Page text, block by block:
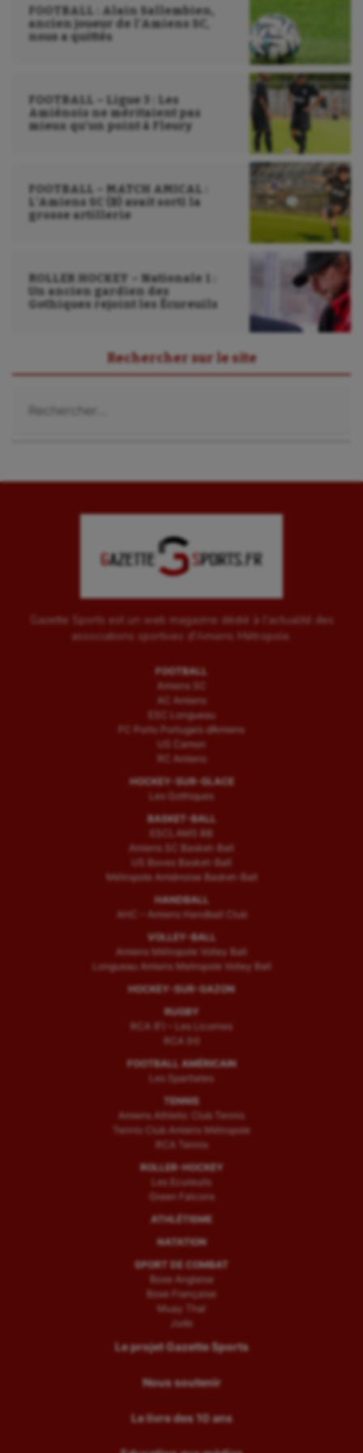
Voile
Wakeboard
FOOTBALL : Alain Sallembien,
ancien joueur de l’Amiens SC,
nous a quittés
FOOTBALL – Ligue 3 : Les
Amiénois ne méritaient pas
mieux qu’un point à Fleury
FOOTBALL – MATCH AMICAL :
L’Amiens SC (B) avait sorti la
grosse artillerie
ROLLER HOCKEY – Nationale 1 :
Un ancien gardien des
Gothiques rejoint les Écureuils
Rechercher sur le site
Gazette Sports est un web magazine dédié à l'actualité des
associations sportives d'Amiens Métropole.
FOOTBALL
Amiens SC
AC Amiens
ESC Longueau
FC Porto Portugais d’Amiens
US Camon
RC Amiens
HOCKEY-SUR-GLACE
Les Gothiques
BASKET-BALL
ESCLAMS BB
Amiens SC Basket-Ball
US Boves Basket-Ball
Métropole Amiénoise Basket-Ball
HANDBALL
AHC – Amiens Handball Club
VOLLEY-BALL
Amiens Métropole Volley Ball
Longueau Amiens Metropole Volley Ball
HOCKEY-SUR-GAZON
RUGBY
RCA (F) – Les Licornes
RCA (H)
FOOTBALL AMÉRICAIN
Les Spartiates
TENNIS
Amiens Athletic Club Tennis
Tennis Club Amiens Métropole
RCA Tennis
ROLLER-HOCKEY
Les Ecureuils
Green Falcons
ATHLÉTISME
NATATION
SPORT DE COMBAT
Boxe Anglaise
Boxe Française
Muay Thaï
Judo
Le projet Gazette Sports
Nous soutenir
Le livre des 10 ans